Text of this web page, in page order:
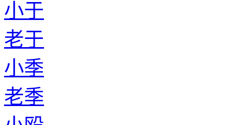
小于
老于
小季
老季